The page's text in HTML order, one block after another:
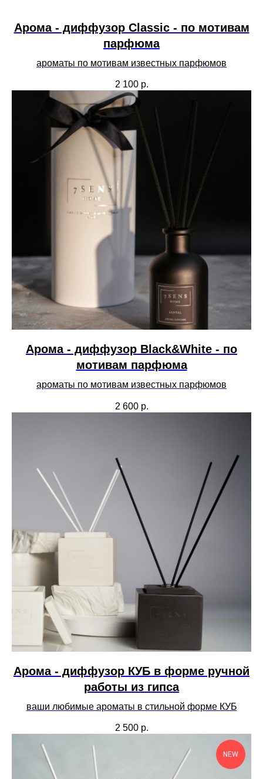
Арома - диффузор Classic - по мотивам
парфюма
ароматы по мотивам известных парфюмов
2 100 р.
Арома - диффузор Black&White - по
мотивам парфюма
ароматы по мотивам известных парфюмов
2 600 р.
Арома - диффузор КУБ в форме ручной
работы из гипса
ваши любимые ароматы в стильной форме КУБ
2 500 р.
NEW